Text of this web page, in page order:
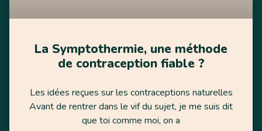
La Symptothermie, une méthode
de contraception fiable ?
Les idées reçues sur les contraceptions naturelles
Avant de rentrer dans le vif du sujet, je me suis dit
que toi comme moi, on a